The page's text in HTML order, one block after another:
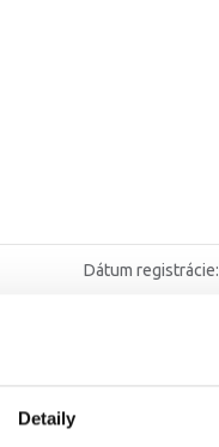
Detaily
Dátum registrácie: